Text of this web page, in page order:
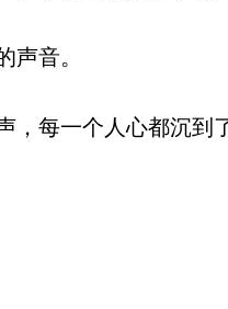
音。
，每一个人心都沉到